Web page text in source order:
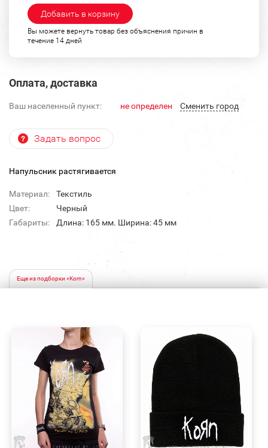
Добавить в корзину
Вы можете вернуть товар без объяснения причин в
течение 14 дней
Оплата, доставка
Ваш населенный пункт: не определен Cменить город
Задать вопрос
Напульсник растягивается
Материал:
Текстиль
Цвет:
Черный
Габариты:
Длина: 165 мм. Ширина: 45 мм
Еще из подборки «Korn»